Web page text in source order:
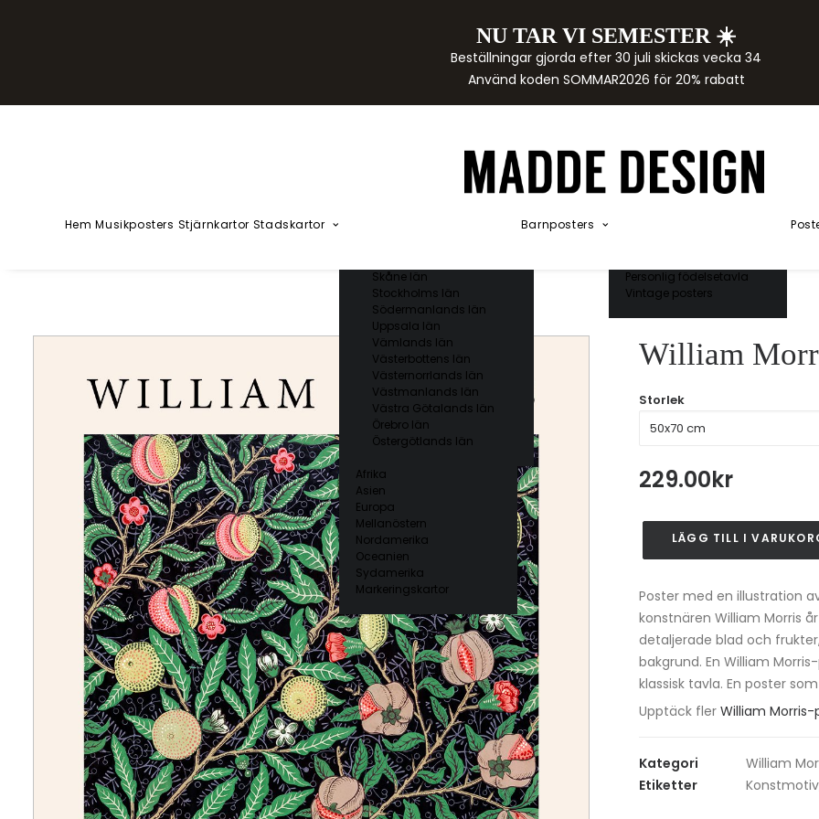
NU TAR VI SEMESTER ☀️
Beställningar gjorda efter 30 juli skickas vecka 34
Använd koden SOMMAR2026 för 20% rabatt
Hem Musikposters Stjärnkartor Stadskartor
Skåne län
Stockholms län
Södermanlands län
Uppsala län
Vämlands län
Västerbottens län
Västernorrlands län
Västmanlands län
Västra Götalands län
Örebro län
Östergötlands län
Afrika
Asien
Europa
Mellanöstern
Nordamerika
Oceanien
Sydamerika
Markeringskartor
Barnposters
Akvarellposters
Personlig födelsetavla
Vintage posters
William
Storlek
229.00kr
William
Morris
Pattern
mängd
LÄGG TILL I
Poster med en illustration
konstnären William Morris
detaljerade blad och
bakgrund. En William
klassisk tavla. En poster
Upptäck fler William Morris-
Kategori
William
Etiketter
Konstmotiv